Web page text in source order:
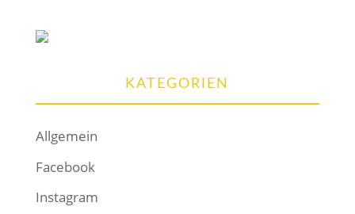
KATEGORIEN
Allgemein
Facebook
Instagram